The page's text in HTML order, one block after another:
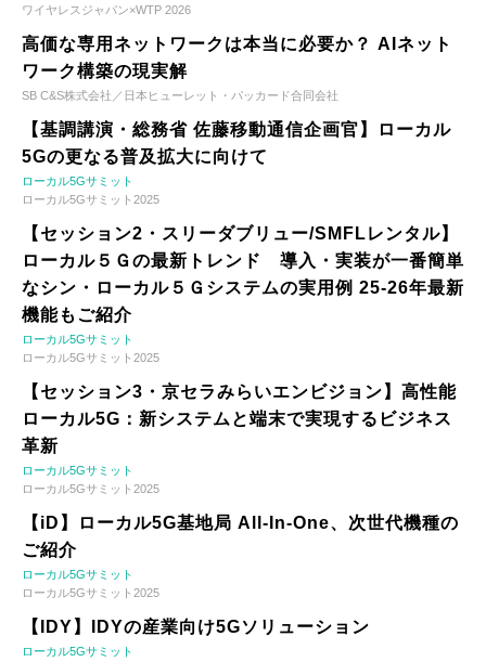
ワイヤレスジャパン×WTP 2026
高価な専用ネットワークは本当に必要か？ AIネット
ワーク構築の現実解
SB C&S株式会社／日本ヒューレット・パッカード合同会社
【基調講演・総務省 佐藤移動通信企画官】ローカル
5Gの更なる普及拡大に向けて
ローカル5Gサミット
ローカル5Gサミット2025
【セッション2・スリーダブリュー/SMFLレンタル】
ローカル５Ｇの最新トレンド 導入・実装が一番簡単
なシン・ローカル５Ｇシステムの実用例 25-26年最新
機能もご紹介
ローカル5Gサミット
ローカル5Gサミット2025
【セッション3・京セラみらいエンビジョン】高性能
ローカル5G：新システムと端末で実現するビジネス
革新
ローカル5Gサミット
ローカル5Gサミット2025
【iD】ローカル5G基地局 All-In-One、次世代機種の
ご紹介
ローカル5Gサミット
ローカル5Gサミット2025
【IDY】IDYの産業向け5Gソリューション
ローカル5Gサミット